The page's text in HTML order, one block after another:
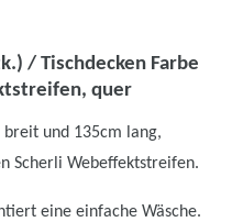
/ Tischdecken Farbe
quer
breit und 135cm lang,
Scherli Webeffektstreifen.
eine einfache Wäsche.